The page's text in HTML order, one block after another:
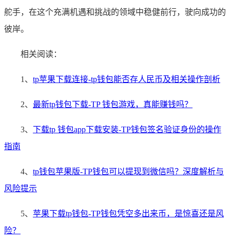
舵手，在这个充满机遇和挑战的领域中稳健前行，驶向成功的
彼岸。
相关阅读：
1、 tp苹果下载连接-tp钱包能否存人民币及相关操作剖析
2、 最新tp钱包下载-TP 钱包游戏，真能赚钱吗？
3、 下载tp 钱包app下载安装-TP钱包签名验证身份的操作
指南
4、 tp钱包苹果版-TP钱包可以提现到微信吗？深度解析与
风险提示
5、 苹果下载tp钱包-TP钱包凭空多出来币，是惊喜还是风
险？